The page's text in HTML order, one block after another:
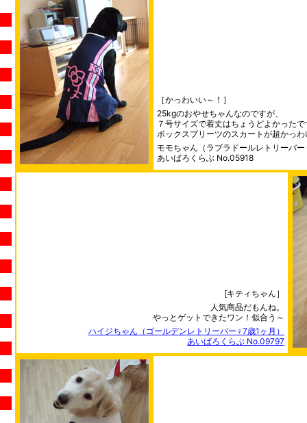
［かっわいい～！］
25kgのおやせちゃんなのですが、
７号サイズで着丈はちょうどよかったで
ボックスプリーツのスカートが超かっわ
モモちゃん（ラブラドールレトリーバ
あいばろくらぶ No.05918
[キティちゃん］
人気商品だもんね。
やっとゲットできたワン！似合う～
ハイジちゃん（ゴールデンレトリーバー♀7歳1ヶ月）
あいばろくらぶ No.09797